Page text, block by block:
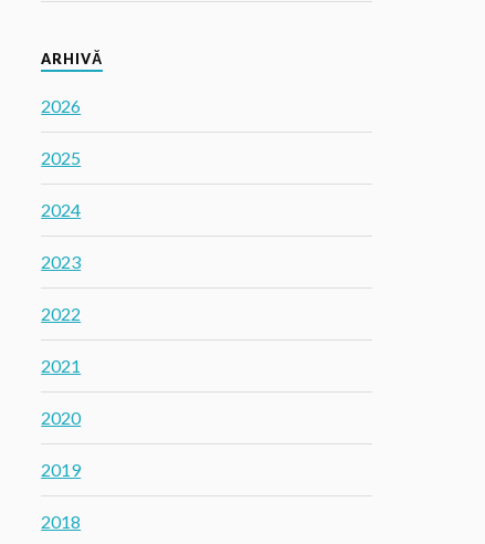
ARHIVĂ
2026
2025
2024
2023
2022
2021
2020
2019
2018